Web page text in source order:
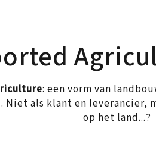
: een vorm van
als klant en leverancier,
op het land...?